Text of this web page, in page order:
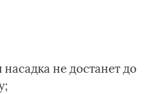
не достанет до